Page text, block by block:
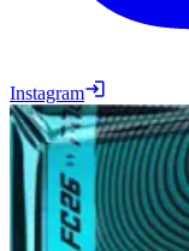
Instagram